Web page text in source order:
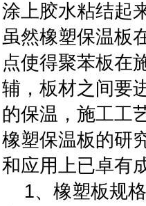
涂上胶水粘结起
虽然橡塑保温板
点使得聚苯板在
辅，板材之间要
的保温，施工工
橡塑保温板的研
和应用上已卓有
1、橡塑板规格